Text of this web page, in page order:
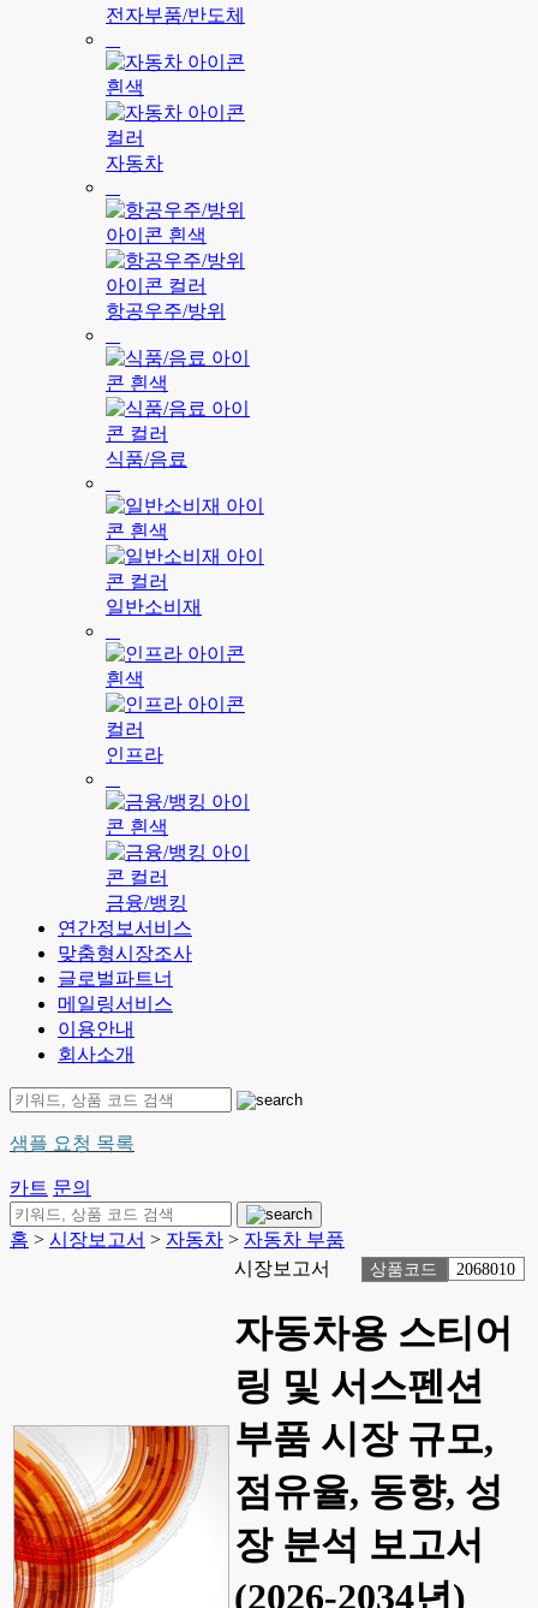
전자부품/반도체
자동차
항공우주/방위
식품/음료
일반소비재
인프라
금융/뱅킹
연간정보서비스
맞춤형시장조사
글로벌파트너
메일링서비스
이용안내
회사소개
샘플 요청 목록
카트 문의
홈 > 시장보고서 > 자동차 > 자동차 부품
시장보고서
상품코드 2068010
자동차용 스티어
링 및 서스펜션
부품 시장 규모,
점유율, 동향, 성
장 분석 보고서
(2026-2034년)